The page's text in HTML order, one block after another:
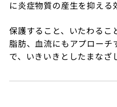
に炎症物質の産生を抑える
保護すること、いたわるこ
脂肪、血流にもアプローチ
で、いきいきとしたまなざ